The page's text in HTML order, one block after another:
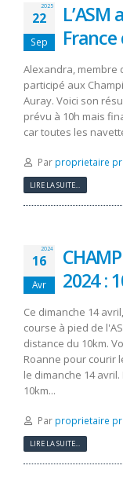
2025
22
Sep
Alexandra, membre
participé aux
Auray. Voici son
prévu à 10h mais
car toutes les
Par proprietaire
LIRE LA SUITE...
2024
16
Avr
2024 :
Ce dimanche 14
course à pied de
distance du 10km.
Roanne pour courir
le dimanche 14
10km...
Par proprietaire
LIRE LA SUITE...